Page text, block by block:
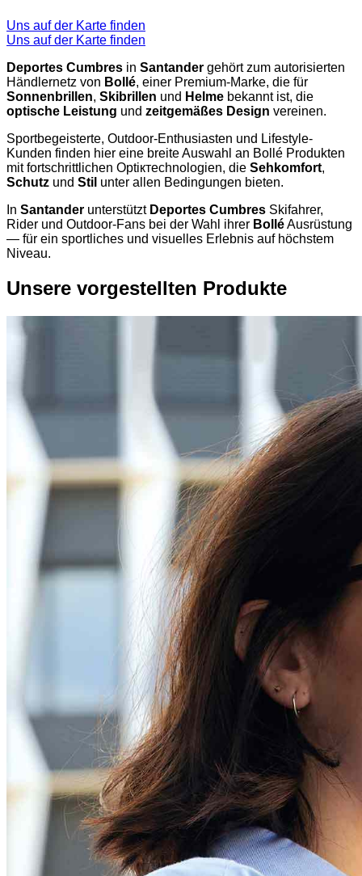
Uns auf der Karte finden
Uns auf der Karte finden
Deportes Cumbres in Santander gehört zum autorisierten
Händlernetz von Bollé, einer Premium-Marke, die für
Sonnenbrillen, Skibrillen und Helme bekannt ist, die
optische Leistung und zeitgemäßes Design vereinen.
Sportbegeisterte, Outdoor-Enthusiasten und Lifestyle-
Kunden finden hier eine breite Auswahl an Bollé Produkten
mit fortschrittlichen Optiктechnologien, die Sehkomfort,
Schutz und Stil unter allen Bedingungen bieten.
In Santander unterstützt Deportes Cumbres Skifahrer,
Rider und Outdoor-Fans bei der Wahl ihrer BolléAusrüstung
— für ein sportliches und visuelles Erlebnis auf höchstem
Niveau.
Unsere vorgestellten Produkte